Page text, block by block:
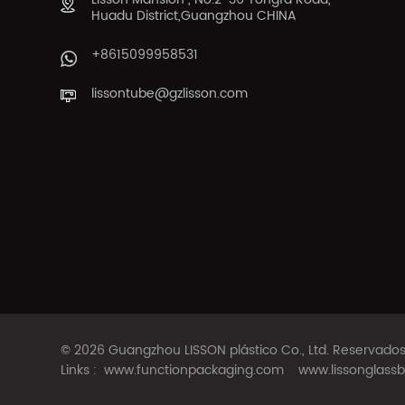
Huadu District,Guangzhou CHINA
+8615099958531
lissontube@gzlisson.com
© 2026 Guangzhou LISSON plástico Co., Ltd.
Links : www.functionpackaging.com